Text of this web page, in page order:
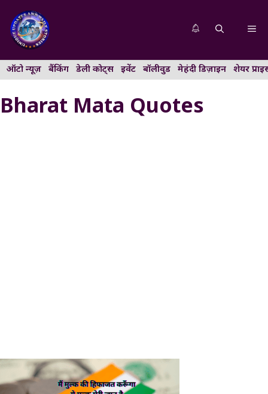
content
ऑटो न्यूज़ बैंकिंग डेली कोट्स इवेंट बॉलीवुड मेहंदी डिज़ाइन शेयर
Bharat Mata Quotes